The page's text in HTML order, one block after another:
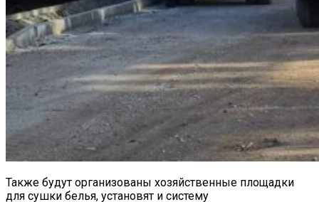
Также будут организованы хозяйственные площадки
для сушки белья, установят и систему